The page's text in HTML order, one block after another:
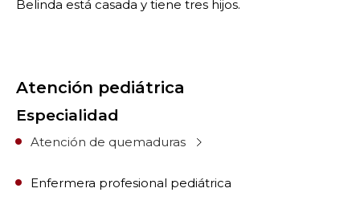
Belinda está casada y tiene tres hijos.
Atención pediátrica
Especialidad
Atención de quemaduras
Enfermera profesional pediátrica